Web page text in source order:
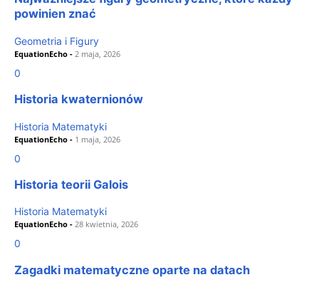
powinien znać
Geometria i Figury
EquationEcho - 2 maja, 2026
0
Historia kwaternionów
Historia Matematyki
EquationEcho - 1 maja, 2026
0
Historia teorii Galois
Historia Matematyki
EquationEcho - 28 kwietnia, 2026
0
Zagadki matematyczne oparte na datach